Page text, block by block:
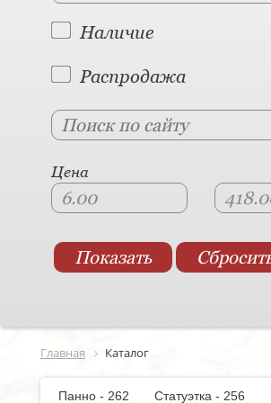
Наличие
Распродажа
Цена
Главная Каталог
Панно - 262 Статуэтка - 256